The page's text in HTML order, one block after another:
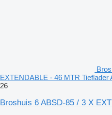
EXTENDABLE - 46 MTR Tieflader
26
Broshuis 6 ABSD-85 / 3 X